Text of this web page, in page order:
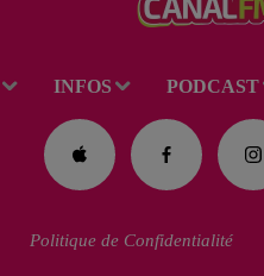
confrères de La
perdu la vie dans
le plan d'eau de
la base de loisirs
du...
INFOS PODCAST
Politique de Confidentialité